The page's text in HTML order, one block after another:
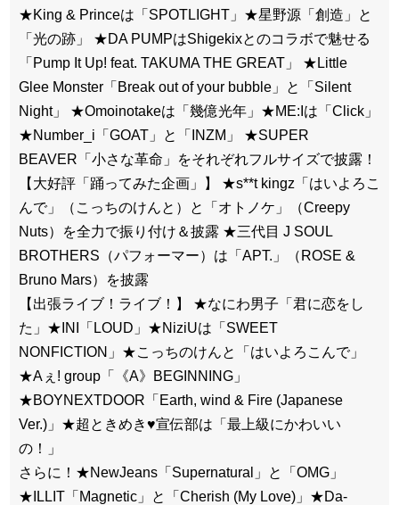
★King & Princeは「SPOTLIGHT」★星野源「創造」と
「光の跡」 ★DA PUMPはShigekixとのコラボで魅せる
「Pump It Up! feat. TAKUMA THE GREAT」 ★Little
Glee Monster「Break out of your bubble」と「Silent
Night」 ★Omoinotakeは「幾億光年」★ME:Iは「Click」
★Number_i「GOAT」と「INZM」 ★SUPER
BEAVER「小さな革命」をそれぞれフルサイズで披露！
【大好評「踊ってみた企画」】 ★s**t kingz「はいよろこ
んで」（こっちのけんと）と「オトノケ」（Creepy
Nuts）を全力で振り付け＆披露 ★三代目 J SOUL
BROTHERS（パフォーマー）は「APT.」（ROSE &
Bruno Mars）を披露
【出張ライブ！ライブ！】 ★なにわ男子「君に恋をし
た」★INI「LOUD」★NiziUは「SWEET
NONFICTION」★こっちのけんと「はいよろこんで」
★Aぇ! group「《A》BEGINNING」
★BOYNEXTDOOR「Earth, wind & Fire (Japanese
Ver.)」★超ときめき♥宣伝部は「最上級にかわいい
の！」
さらに！★NewJeans「Supernatural」と「OMG」
★ILLIT「Magnetic」と「Cherish (My Love)」★Da-